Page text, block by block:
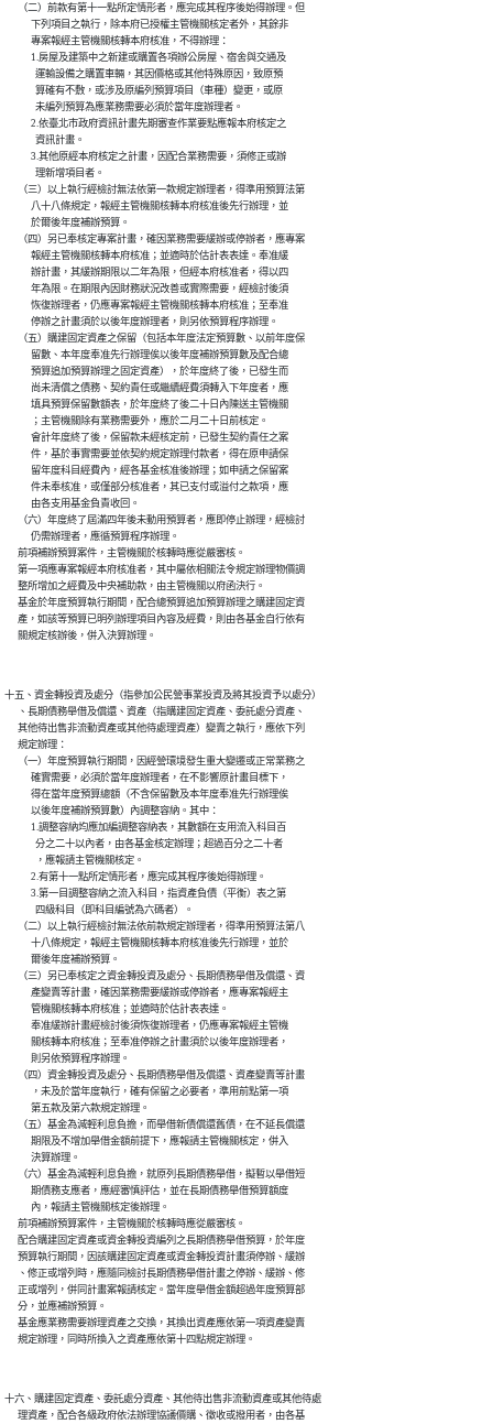
      （二）前款有第十一點所定情形者，應完成其程序後始得辦理。但
            下列項目之執行，除本府已授權主管機關核定者外，其餘非
            專案報經主管機關核轉本府核准，不得辦理：
            1.房屋及建築中之新建或購置各項辦公房屋、宿舍與交通及
              運輸設備之購置車輛，其因價格或其他特殊原因，致原預
              算確有不敷，或涉及原編列預算項目（車種）變更，或原
              未編列預算為應業務需要必須於當年度辦理者。
            2.依臺北市政府資訊計畫先期審查作業要點應報本府核定之
              資訊計畫。
            3.其他原經本府核定之計畫，因配合業務需要，須修正或辦
              理新增項目者。
      （三）以上執行經檢討無法依第一款規定辦理者，得準用預算法第
            八十八條規定，報經主管機關核轉本府核准後先行辦理，並
            於爾後年度補辦預算。
      （四）另已奉核定專案計畫，確因業務需要緩辦或停辦者，應專案
            報經主管機關核轉本府核准；並適時於估計表表達。奉准緩
            辦計畫，其緩辦期限以二年為限，但經本府核准者，得以四
            年為限。在期限內因財務狀況改善或實際需要，經檢討後須
            恢復辦理者，仍應專案報經主管機關核轉本府核准；至奉准
            停辦之計畫須於以後年度辦理者，則另依預算程序辦理。
      （五）購建固定資產之保留（包括本年度法定預算數、以前年度保
            留數、本年度奉准先行辦理俟以後年度補辦預算數及配合總
            預算追加預算辦理之固定資產），於年度終了後，已發生而
            尚未清償之債務、契約責任或繼續經費須轉入下年度者，應
            填具預算保留數額表，於年度終了後二十日內陳送主管機關
            ；主管機關除有業務需要外，應於二月二十日前核定。
            會計年度終了後，保留款未經核定前，已發生契約責任之案
            件，基於事實需要並依契約規定辦理付款者，得在原申請保
            留年度科目經費內，經各基金核准後辦理；如申請之保留案
            件未奉核准，或僅部分核准者，其已支付或溢付之款項，應
            由各支用基金負責收回。
      （六）年度終了屆滿四年後未動用預算者，應即停止辦理，經檢討
            仍需辦理者，應循預算程序辦理。
      前項補辦預算案件，主管機關於核轉時應從嚴審核。
      第一項應專案報經本府核准者，其中屬依相關法令規定辦理物價調
      整所增加之經費及中央補助款，由主管機關以府函決行。
      基金於年度預算執行期間，配合總預算追加預算辦理之購建固定資
      產，如該等預算已明列辦理項目內容及經費，則由各基金自行依有
十五、資金轉投資及處分（指參加公民營事業投資及將其投資予以處分）
      、長期債務舉借及償還、資產（指購建固定資產、委託處分資產、
      其他待出售非流動資產或其他待處理資產）變賣之執行，應依下列
      規定辦理：
      （一）年度預算執行期間，因經營環境發生重大變遷或正常業務之
            確實需要，必須於當年度辦理者，在不影響原計畫目標下，
            得在當年度預算總額（不含保留數及本年度奉准先行辦理俟
            以後年度補辦預算數）內調整容納。其中：
            1.調整容納均應加編調整容納表，其數額在支用流入科目百
              分之二十以內者，由各基金核定辦理；超過百分之二十者
              ，應報請主管機關核定。
            2.有第十一點所定情形者，應完成其程序後始得辦理。
            3.第一目調整容納之流入科目，指資產負債（平衡）表之第
              四級科目（即科目編號為六碼者）。
      （二）以上執行經檢討無法依前款規定辦理者，得準用預算法第八
            十八條規定，報經主管機關核轉本府核准後先行辦理，並於
            爾後年度補辦預算。
      （三）另已奉核定之資金轉投資及處分、長期債務舉借及償還、資
            產變賣等計畫，確因業務需要緩辦或停辦者，應專案報經主
            管機關核轉本府核准；並適時於估計表表達。
            奉准緩辦計畫經檢討後須恢復辦理者，仍應專案報經主管機
            關核轉本府核准；至奉准停辦之計畫須於以後年度辦理者，
            則另依預算程序辦理。
      （四）資金轉投資及處分、長期債務舉借及償還、資產變賣等計畫
            ，未及於當年度執行，確有保留之必要者，準用前點第一項
            第五款及第六款規定辦理。
      （五）基金為減輕利息負擔，而舉借新債償還舊債，在不延長償還
            期限及不增加舉借金額前提下，應報請主管機關核定，併入
            決算辦理。
      （六）基金為減輕利息負擔，就原列長期債務舉借，擬暫以舉借短
            期債務支應者，應經審慎評估，並在長期債務舉借預算額度
            內，報請主管機關核定後辦理。
      前項補辦預算案件，主管機關於核轉時應從嚴審核。
      配合購建固定資產或資金轉投資編列之長期債務舉借預算，於年度
      預算執行期間，因該購建固定資產或資金轉投資計畫須停辦、緩辦
      、修正或增列時，應隨同檢討長期債務舉借計畫之停辦、緩辦、修
      正或增列，併同計畫案報請核定。當年度舉借金額超過年度預算部
      分，並應補辦預算。
      基金應業務需要辦理資產之交換，其換出資產應依第一項資產變賣
十六、購建固定資產、委託處分資產、其他待出售非流動資產或其他待處
      理資產，配合各級政府依法辦理協議價購、徵收或撥用者，由各基